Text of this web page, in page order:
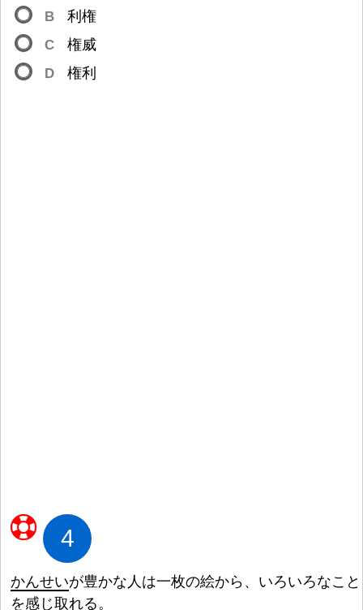
B
利 権
C
権威
D
権利
4
かんせいが豊かな 人 は一枚の絵から、いろいろなこと
を感 じ取れる。